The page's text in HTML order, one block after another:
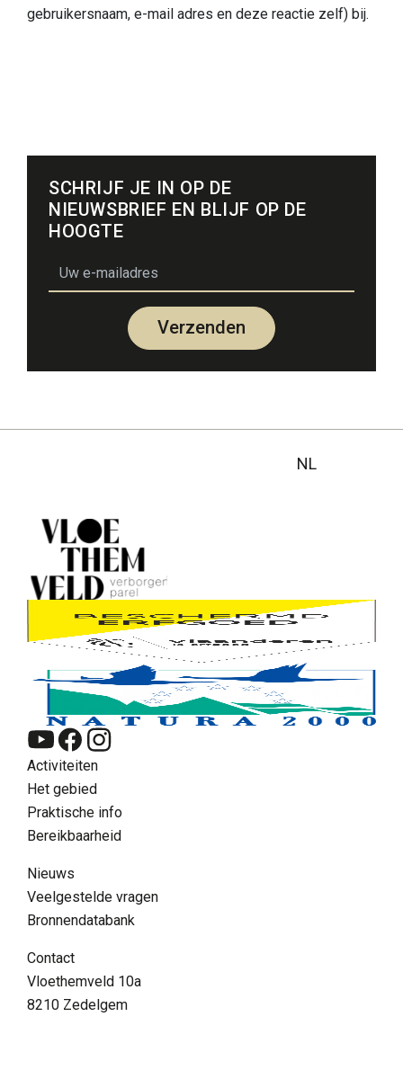
Supra menu
Contact
gebruikersnaam, e-mail adres en deze reactie zelf) bij.
SCHRIJF JE IN OP DE
NIEUWSBRIEF EN BLIJF OP DE
HOOGTE
Verzenden
NL
Activiteiten
Het gebied
Praktische info
Bereikbaarheid
Nieuws
Veelgestelde vragen
Bronnendatabank
Contact
Vloethemveld 10a
8210 Zedelgem